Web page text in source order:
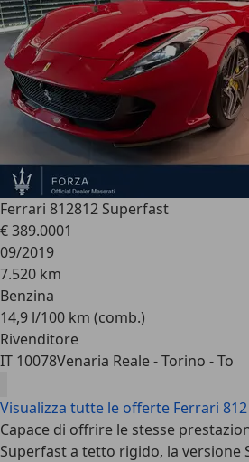
Ferrari 812812 Superfast
€ 389.0001
09/2019
7.520 km
Benzina
14,9 l/100 km (comb.)
Rivenditore
IT 10078Venaria Reale - Torino - To
Visualizza tutte le offerte Ferrari 812
Capace di offrire le stesse
Superfast a tetto rigido, la versione